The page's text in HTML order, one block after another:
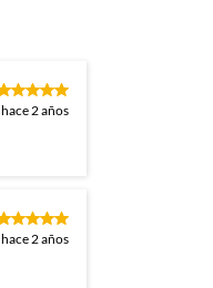
hace 2 años
hace 2 años